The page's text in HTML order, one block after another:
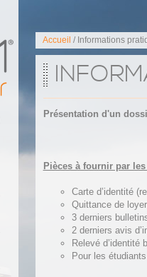
Accueil / Informations
Présentation d'un
Pièces à fournir par
Carte d’identité
Quittance de loyer
3 derniers
2 derniers avis
Relevé d’identité
Pour les